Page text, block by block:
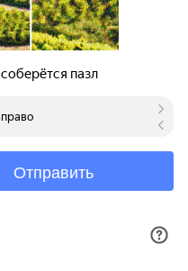
Карта сайта
запчастей,
права защищены